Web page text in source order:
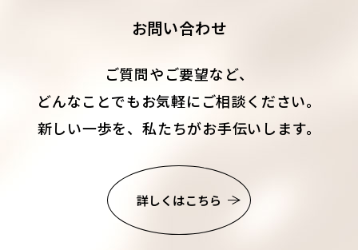
お問い合わせ
ご質問やご要望など、
どんなことでもお気軽にご相談ください。
新しい一歩を、私たちがお手伝いします。
詳しくはこちら